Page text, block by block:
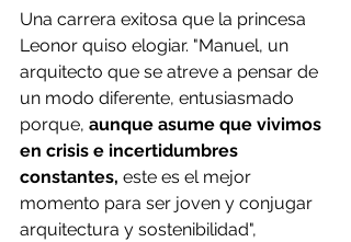
Una carrera exitosa que la princesa
Leonor quiso elogiar. "Manuel, un
arquitecto que se atreve a pensar de
un modo diferente, entusiasmado
porque, aunque asume que vivimos
en crisis e incertidumbres
constantes, este es el mejor
momento para ser joven y conjugar
arquitectura y sostenibilidad",